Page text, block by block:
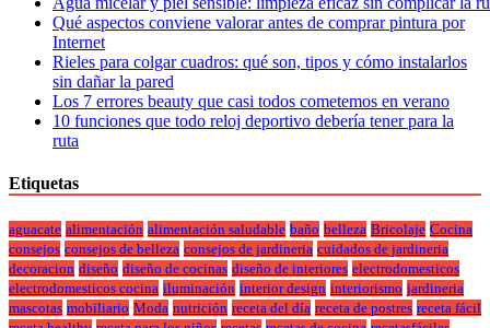
Qué aspectos conviene valorar antes de comprar pintura por
Internet
Rieles para colgar cuadros: qué son, tipos y cómo instalarlos
sin dañar la pared
Los 7 errores beauty que casi todos cometemos en verano
10 funciones que todo reloj deportivo debería tener para la
ruta
Etiquetas
aguacate alimentación alimentación saludable baño belleza Bricolaje Cocina
consejos consejos de belleza consejos de jardineria cuidados de jardineria
decoracion diseño diseño de cocinas diseño de interiores electrodomesticos
electrodomesticos cocina iluminación interior design interiorismo jardineria
mascotas mobiliario Moda nutrición receta del día receta de postres receta fácil